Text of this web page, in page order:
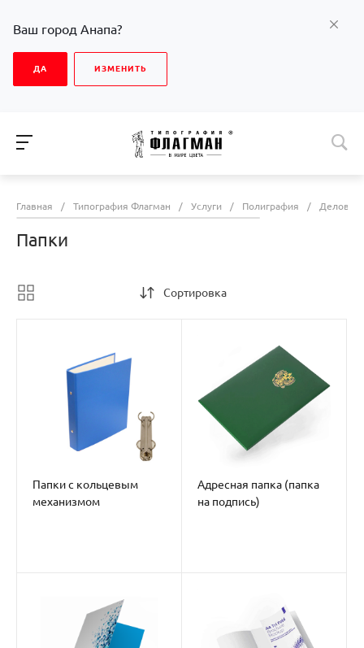
Ваш город Анапа?
ДА ИЗМЕНИТЬ
Главная / Типография Флагман / Услуги / Полиграфия / Деловая
Папки
Сортировка
Папки с кольцевым
механизмом
Адресная папка (папка
на подпись)